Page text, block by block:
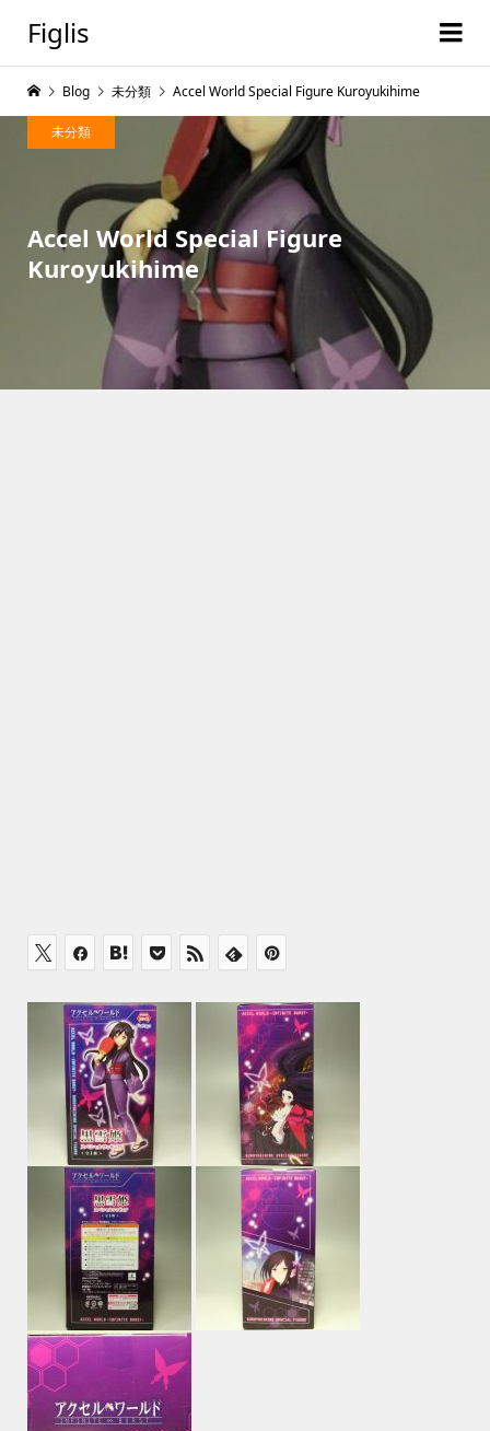
Figlis
Accel World Special Figure
Kuroyukihime
未分類
Blog 未分類 Accel World Special Figure Kuroyukihime